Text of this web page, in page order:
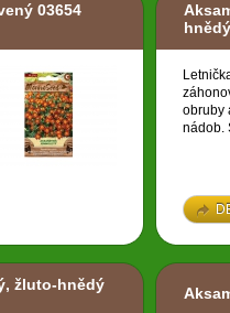
03654
hnědý
obruby
nádob.
žluto-hnědý